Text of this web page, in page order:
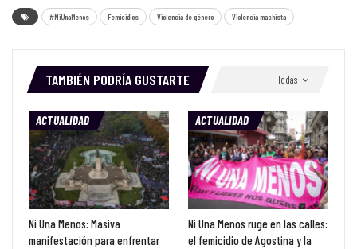
#NiUnaMenos Femicidios Violencia de género Violencia machista
Todas
TAMBIÉN PODRÍA GUSTARTE
ACTUALIDAD
Ni Una Menos: Masiva
manifestación para enfrentar
ACTUALIDAD
Ni Una Menos ruge en las calles:
el femicidio de Agostina y la